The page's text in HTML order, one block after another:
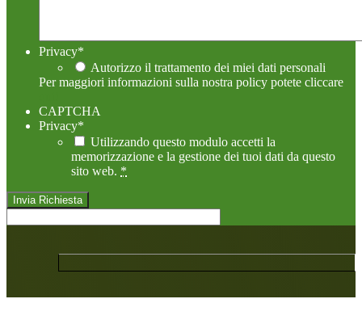
Privacy*
Autorizzo il trattamento dei miei dati personali
Per maggiori informazioni sulla nostra policy potete cliccare
CAPTCHA
Privacy*
Utilizzando questo modulo accetti la
memorizzazione e la gestione dei tuoi dati da questo
sito web. *